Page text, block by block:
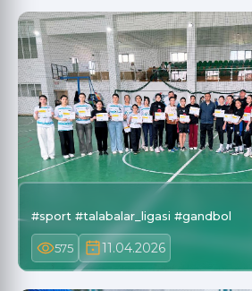
#sport #talabalar_ligasi #gandbol
575 11.04.2026